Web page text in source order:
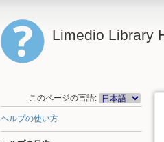
Limedio Library
このページの言語:
ヘルプの使い方